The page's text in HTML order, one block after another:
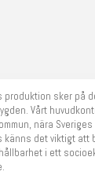
produktion sker på
Vårt
nära
känns det viktigt att
i ett